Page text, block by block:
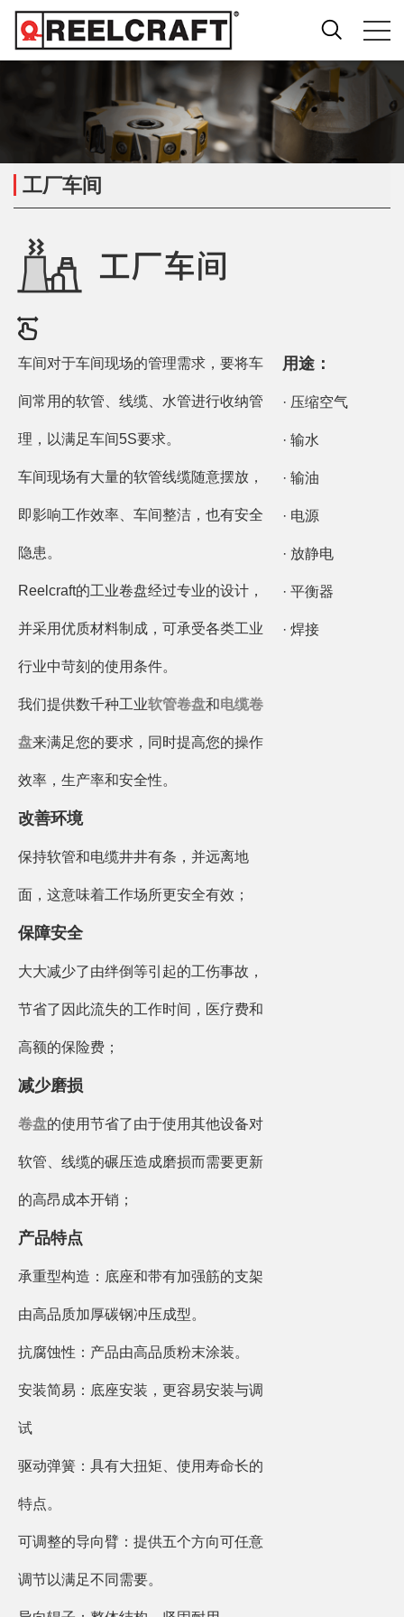
工厂车间
车间对于车间现场的管理需求，要将车
间常用的软管、线缆、水管进行收纳管
理，以满足车间5S要求。
车间现场有大量的软管线缆随意摆放，
即影响工作效率、车间整洁，也有安全
隐患。
Reelcraft的工业卷盘经过专业的设计，
并采用优质材料制成，可承受各类工业
行业中苛刻的使用条件。
我们提供数千种工业软管卷盘和电缆卷
盘来满足您的要求，同时提高您的操作
效率，生产率和安全性。
改善环境
保持软管和电缆井井有条，并远离地
面，这意味着工作场所更安全有效；
保障安全
大大减少了由绊倒等引起的工伤事故，
节省了因此流失的工作时间，医疗费和
高额的保险费；
减少磨损
卷盘的使用节省了由于使用其他设备对
软管、线缆的碾压造成磨损而需要更新
的高昂成本开销；
产品特点
承重型构造：底座和带有加强筋的支架
由高品质加厚碳钢冲压成型。
抗腐蚀性：产品由高品质粉末涂装。
安装简易：底座安装，更容易安装与调
试
驱动弹簧：具有大扭矩、使用寿命长的
特点。
可调整的导向臂：提供五个方向可任意
调节以满足不同需要。
用途：
· 压缩空气
· 输水
· 输油
· 电源
· 放静电
· 平衡器
· 焊接